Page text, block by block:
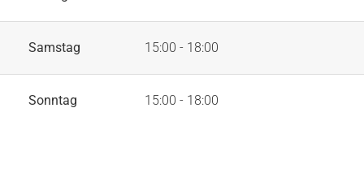
Samstag 15:00 - 18:00
Sonntag 15:00 - 18:00